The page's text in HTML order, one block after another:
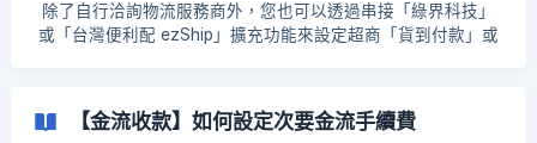
除了自行洽詢物流服務商外，您也可以透過串接「綠界科技」
或「台灣便利配 ezShip」擴充功能來設定超商「貨到付款」或
EasyStore 後台 > 功能設定 > 地址設定 > 編輯取貨地址。 1.1.2
在「取貨地址設定」旁： 點選 「取貨地址已啓用」 「收款方
【金流收款】如何設定次要金流手續費